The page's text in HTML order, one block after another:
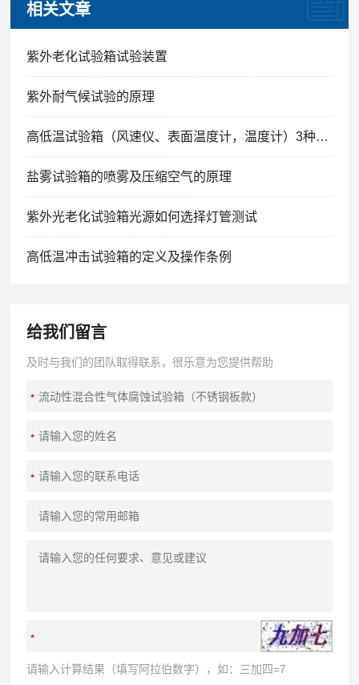
相关文章
紫外老化试验箱试验装置
紫外耐气候试验的原理
高低温试验箱（风速仪、表面温度计，温度计）3种方法的解析
盐雾试验箱的喷雾及压缩空气的原理
紫外光老化试验箱光源如何选择灯管测试
高低温冲击试验箱的定义及操作条例
给我们留言
及时与我们的团队取得联系，很乐意为您提供帮助
请输入计算结果（填写阿拉伯数字），如：三加四=7